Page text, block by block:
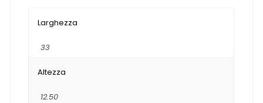
Larghezza
33
Altezza
12.50